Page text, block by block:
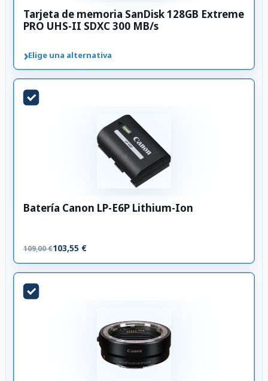
Tarjeta de memoria SanDisk 128GB Extreme
PRO UHS-II SDXC 300 MB/s
›Elige una alternativa
Batería Canon LP-E6P Lithium-Ion
109,00 €103,55 €